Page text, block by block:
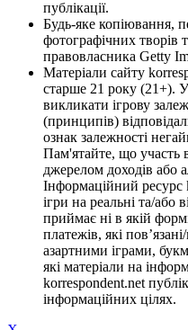
публікації.
Будь-яке копіювання,
фотографічних творів
правовласника Getty
Матеріали сайту
старше 21 року (21+).
викликати ігрову
(принципів)
ознак залежності
Пам'ятайте, що участь
джерелом доходів або
Інформаційний ресурс
ігри на реальні та/або
приймає ні в якій
платежів, які
азартними іграми,
які матеріали на
korrespondent.net
інформаційних цілях.